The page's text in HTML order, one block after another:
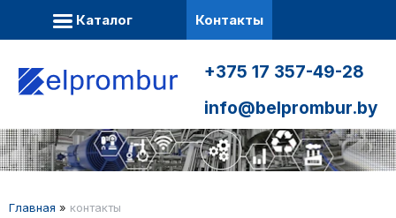
Каталог Контакты
+375 17 357-49-28
info@belprombur.by
Главная » контакты